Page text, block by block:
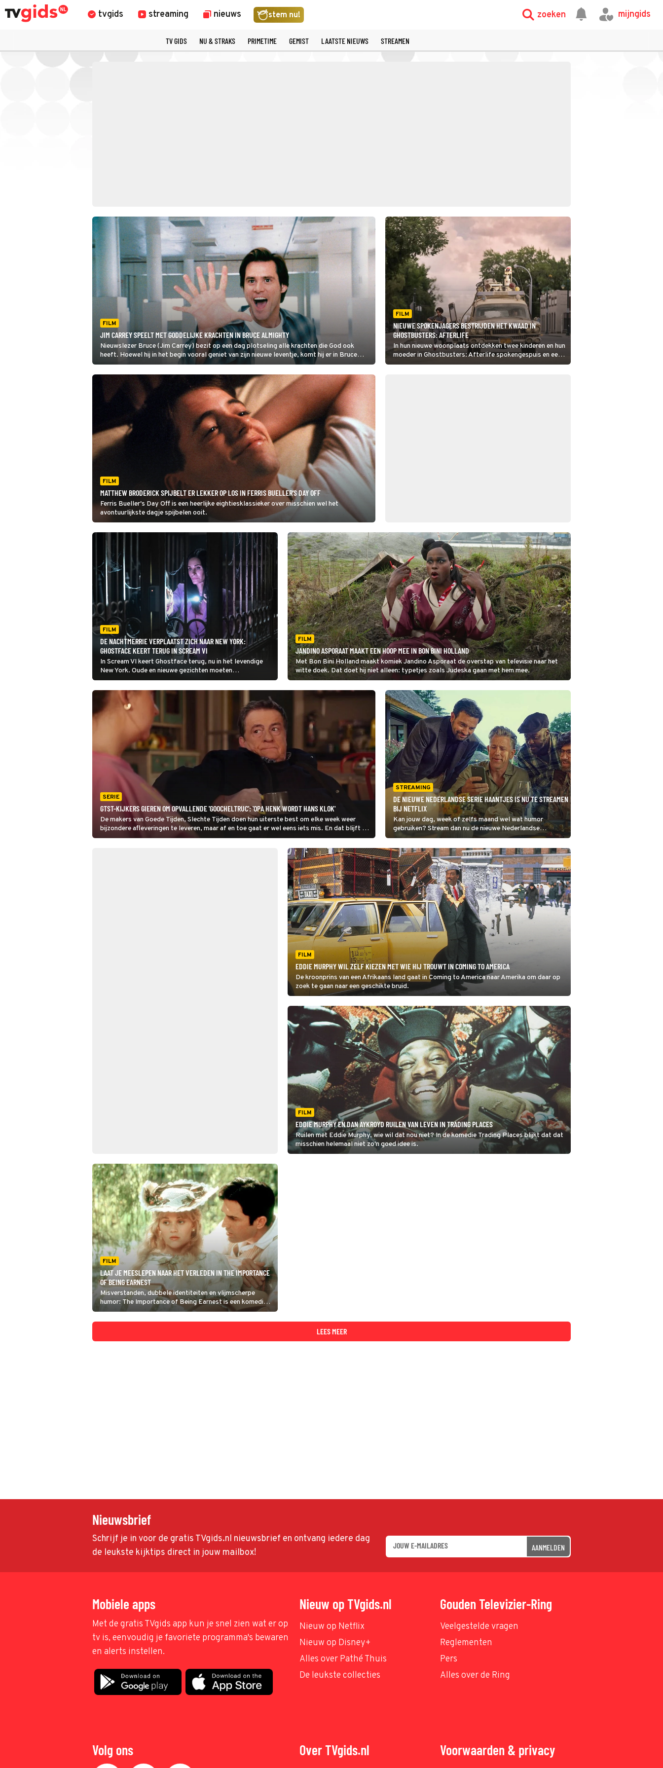
tvgids streaming nieuws stem nu! zoeken mijngids
TV GIDS NU & STRAKS PRIMETIME GEMIST LAATSTE NIEUWS STREAMEN
FILM
JIM CARREY SPEELT MET GODDELIJKE KRACHTEN IN BRUCE ALMIGHTY
Nieuwslezer Bruce (Jim Carrey) bezit op een dag plotseling alle krachten die God ook
heeft. Hoewel hij in het begin vooral geniet van zijn nieuwe leventje, komt hij er in Bruce
Almighty achter dat God zijn niet altijd leuk is.
FILM
NIEUWE SPOKENJAGERS BESTRIJDEN HET KWAAD IN
GHOSTBUSTERS: AFTERLIFE
In hun nieuwe woonplaats ontdekken twee kinderen en hun
moeder in Ghostbusters: Afterlife spokengespuis en een
link met de Ghostbusters.
FILM
MATTHEW BRODERICK SPIJBELT ER LEKKER OP LOS IN FERRIS BUELLER'S DAY OFF
Ferris Bueller's Day Off is een heerlijke eightiesklassieker over misschien wel het
avontuurlijkste dagje spijbelen ooit.
FILM
DE NACHTMERRIE VERPLAATST ZICH NAAR NEW YORK:
GHOSTFACE KEERT TERUG IN SCREAM VI
In Scream VI keert Ghostface terug, nu in het levendige
New York. Oude en nieuwe gezichten moeten
samenwerken om deze seriemoordenaar een halt toe te
roepen.
FILM
JANDINO ASPORAAT MAAKT EEN HOOP MEE IN BON BINI HOLLAND
Met Bon Bini Holland maakt komiek Jandino Asporaat de overstap van televisie naar het
witte doek. Dat doet hij niet alleen: typetjes zoals Judeska gaan met hem mee.
SERIE
GTST-KIJKERS GIEREN OM OPVALLENDE 'GOOCHELTRUC': 'OPA HENK WORDT HANS KLOK'
De makers van Goede Tijden, Slechte Tijden doen hun uiterste best om elke week weer
bijzondere afleveringen te leveren, maar af en toe gaat er wel eens iets mis. En dat blijft de
kijkers ook niet onopgemerkt.
STREAMING
DE NIEUWE NEDERLANDSE SERIE HAANTJES IS NU TE STREAMEN
BIJ NETFLIX
Kan jouw dag, week of zelfs maand wel wat humor
gebruiken? Stream dan nu de nieuwe Nederlandse
komedieserie Haantjes bij Netflix.
FILM
EDDIE MURPHY WIL ZELF KIEZEN MET WIE HIJ TROUWT IN COMING TO AMERICA
De kroonprins van een Afrikaans land gaat in Coming to America naar Amerika om daar op
zoek te gaan naar een geschikte bruid.
FILM
EDDIE MURPHY EN DAN AYKROYD RUILEN VAN LEVEN IN TRADING PLACES
Ruilen met Eddie Murphy, wie wil dat nou niet? In de komedie Trading Places blijkt dat dat
misschien helemaal niet zo'n goed idee is.
FILM
LAAT JE MEESLEPEN NAAR HET VERLEDEN IN THE IMPORTANCE
OF BEING EARNEST
Misverstanden, dubbele identiteiten en vlijmscherpe
humor: The Importance of Being Earnest is een komedie
vol satire en ironie.
LEES MEER
Nieuwsbrief
Schrijf je in voor de gratis TVgids.nl nieuwsbrief en ontvang iedere dag
de leukste kijktips direct in jouw mailbox!
AANMELDEN
Mobiele apps
Met de gratis TVgids app kun je snel zien wat er op
tv is, eenvoudig je favoriete programma's bewaren
en alerts instellen.
Nieuw op TVgids.nl
Nieuw op Netflix
Nieuw op Disney+
Alles over Pathé Thuis
De leukste collecties
Gouden Televizier-Ring
Veelgestelde vragen
Reglementen
Pers
Alles over de Ring
Volg ons Over TVgids.nl Voorwaarden & privacy